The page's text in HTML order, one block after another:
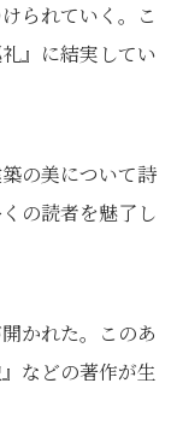
られていく。こ
』に結実してい
の美について詩
の読者を魅了し
かれた。このあ
などの著作が生